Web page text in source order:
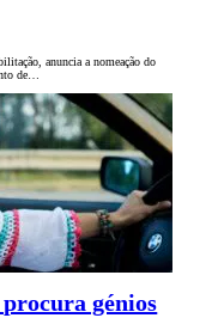
anuncia a nomeação do
de…
génios